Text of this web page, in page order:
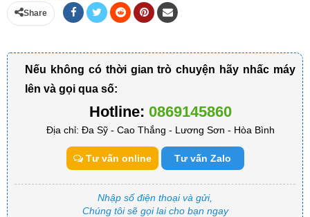
Share
Nếu không có thời gian trò chuyện hãy nhấc máy
lên và gọi qua số:
Hotline: 0869145860
Địa chỉ: Đa Sỹ - Cao Thắng - Lương Sơn - Hòa Bình
Tư vấn online Tư vấn Zalo
Nhập số điện thoại và gửi,
Chúng tôi sẽ gọi lai cho bạn ngay